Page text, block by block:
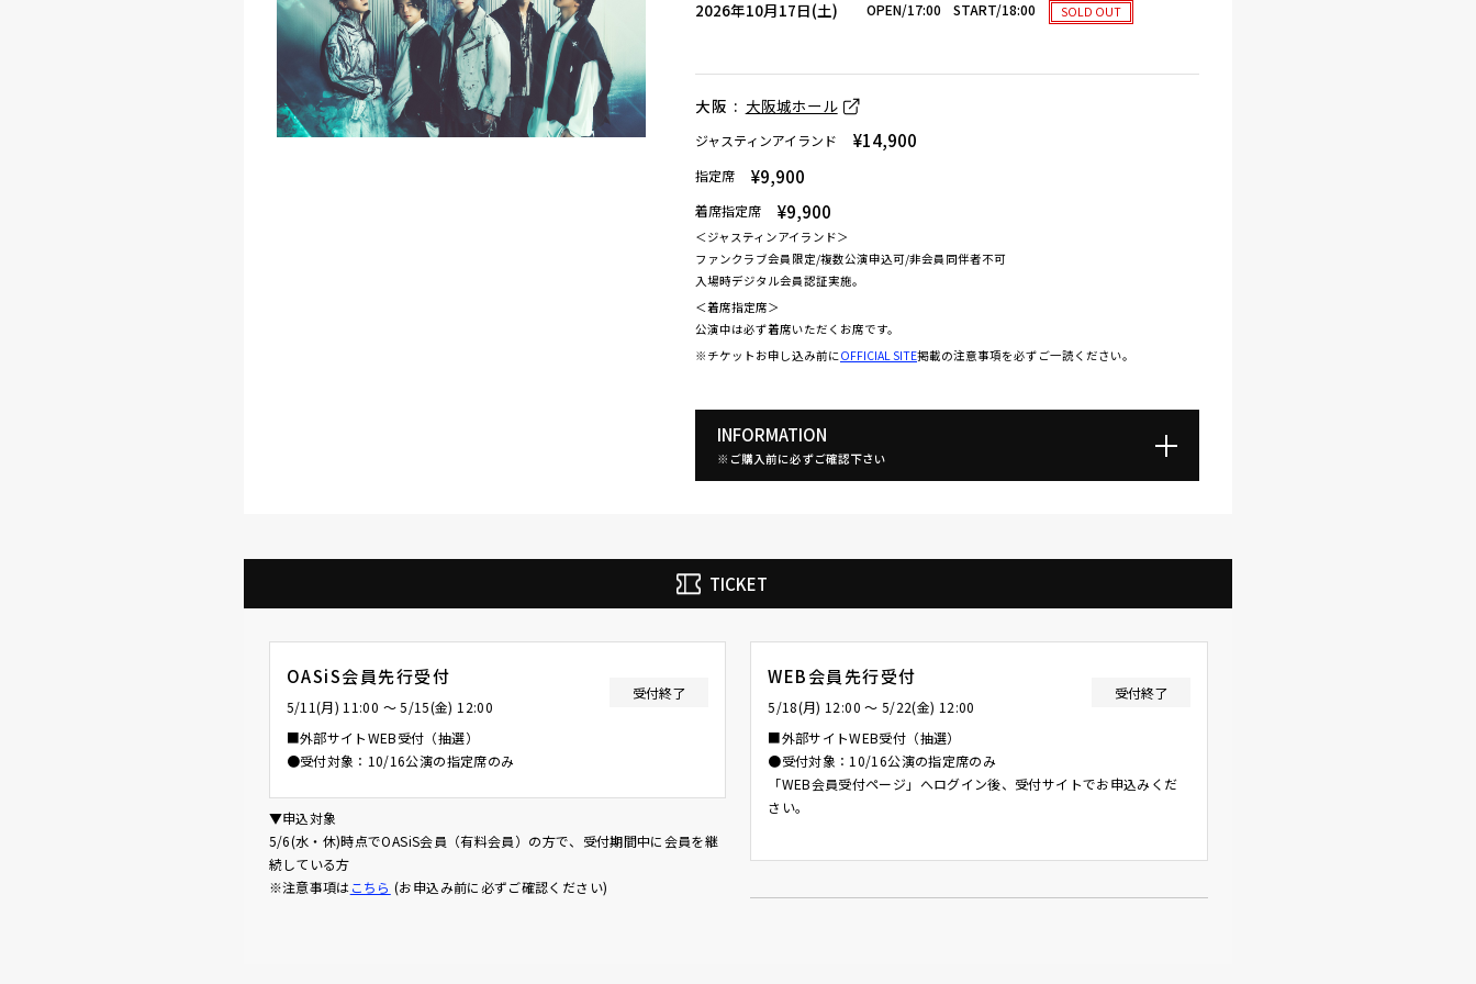
2026年10月17日(土) OPEN/17:00 START/18:00 SOLD OUT
大阪 : 大阪城ホール
ジャスティンアイランド ¥14,900
指定席 ¥9,900
着席指定席 ¥9,900
＜ジャスティンアイランド＞
ファンクラブ会員限定/複数公演申込可/非会員同伴者不可
入場時デジタル会員認証実施。
＜着席指定席＞
公演中は必ず着席いただくお席です。
※チケットお申し込み前にOFFICIAL SITE掲載の注意事項を必ずご一読ください。
INFORMATION
※ご購入前に必ずご確認下さい
TICKET
OASiS会員先行受付
5/11(月) 11:00 〜 5/15(金) 12:00
受付終了
■外部サイトWEB受付（抽選）
●受付対象：10/16公演の指定席のみ
▼申込対象
5/6(水・休)時点でOASiS会員（有料会員）の方で、受付期間中に会員を継
続している方
※注意事項はこちら (お申込み前に必ずご確認ください)
WEB会員先行受付
5/18(月) 12:00 〜 5/22(金) 12:00
受付終了
■外部サイトWEB受付（抽選）
●受付対象：10/16公演の指定席のみ
「WEB会員受付ページ」へログイン後、受付サイトでお申込みくだ
さい。